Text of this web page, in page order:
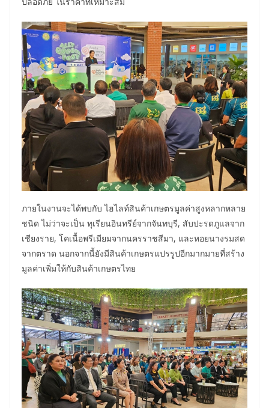
ภายในงานจะได้พบกับ ไฮไลท์สินค้าเกษตรมูลค่าสูงหลากหลาย
ชนิด ไม่ว่าจะเป็น ทุเรียนอินทรีย์จากจันทบุรี, สับปะรดภูแลจาก
เชียงราย, โคเนื้อพรีเมียมจากนครราชสีมา, และหอยนางรมสด
จากตราด นอกจากนี้ยังมีสินค้าเกษตรแปรรูปอีกมากมายที่สร้าง
มูลค่าเพิ่มให้กับสินค้าเกษตรไทย